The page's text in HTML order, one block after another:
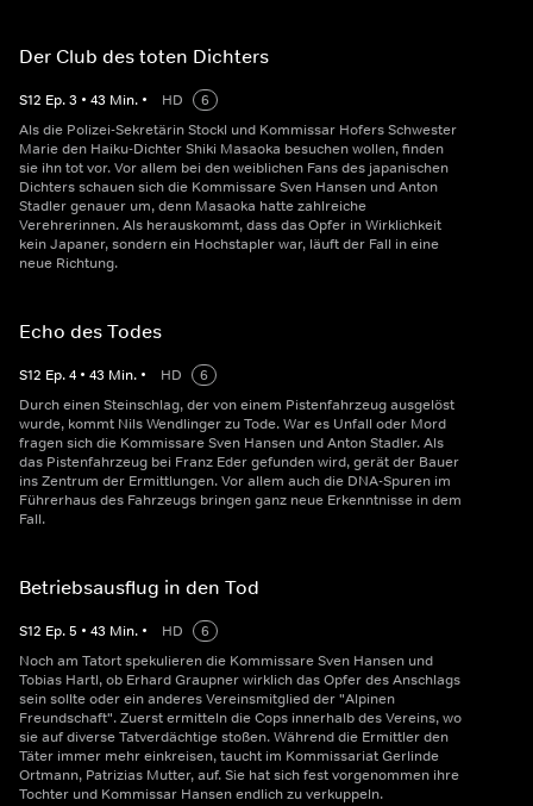
Der Club des toten Dichters
S12 Ep.3 • 43 Min. • HD
6
Als die Polizei-Sekretärin Stockl und Kommissar Hofers Schwester
Marie den Haiku-Dichter Shiki Masaoka besuchen wollen, finden
sie ihn tot vor. Vor allem bei den weiblichen Fans des japanischen
Dichters schauen sich die Kommissare Sven Hansen und Anton
Stadler genauer um, denn Masaoka hatte zahlreiche
Verehrerinnen. Als herauskommt, dass das Opfer in Wirklichkeit
kein Japaner, sondern ein Hochstapler war, läuft der Fall in eine
neue Richtung.
Echo des Todes
S12 Ep.4 • 43 Min. • HD
6
Durch einen Steinschlag, der von einem Pistenfahrzeug ausgelöst
wurde, kommt Nils Wendlinger zu Tode. War es Unfall oder Mord
fragen sich die Kommissare Sven Hansen und Anton Stadler. Als
das Pistenfahrzeug bei Franz Eder gefunden wird, gerät der Bauer
ins Zentrum der Ermittlungen. Vor allem auch die DNA-Spuren im
Führerhaus des Fahrzeugs bringen ganz neue Erkenntnisse in dem
Fall.
Betriebsausflug in den Tod
S12 Ep.5 • 43 Min. • HD
6
Noch am Tatort spekulieren die Kommissare Sven Hansen und
Tobias Hartl, ob Erhard Graupner wirklich das Opfer des Anschlags
sein sollte oder ein anderes Vereinsmitglied der "Alpinen
Freundschaft". Zuerst ermitteln die Cops innerhalb des Vereins, wo
sie auf diverse Tatverdächtige stoßen. Während die Ermittler den
Täter immer mehr einkreisen, taucht im Kommissariat Gerlinde
Ortmann, Patrizias Mutter, auf. Sie hat sich fest vorgenommen ihre
Tochter und Kommissar Hansen endlich zu verkuppeln.